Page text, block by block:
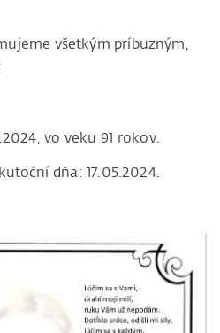
všetkým príbuzným,
vo veku 91 rokov.
dňa: 17.05.2024.